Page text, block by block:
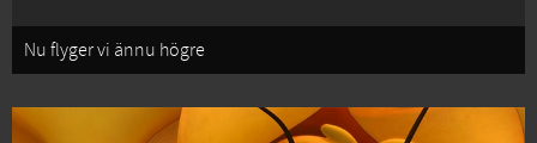
Nu flyger vi ännu högre